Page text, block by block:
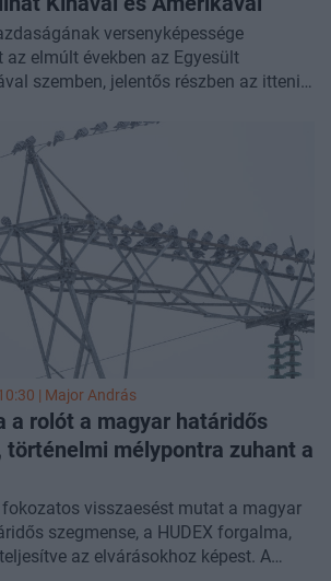
versenyképessége
az elmúlt években az Egyesült
szemben, jelentős részben az itteni
adódó energiabiztonsági
a klímapolitikai megfontolások
az EU-t, hogy fokozza az
villamosítás tempóját. Noha ezt több
a következő években várhatóan
az Unióban, ami javíthatja a
- olvasható ki a Nemzetközi
(IEA) éves jelentéséből.
| Major András
a rolót a magyar határidős
történelmi mélypontra zuhant a
visszaesést mutat a magyar
szegmense, a HUDEX forgalma,
az elvárásokhoz képest. A